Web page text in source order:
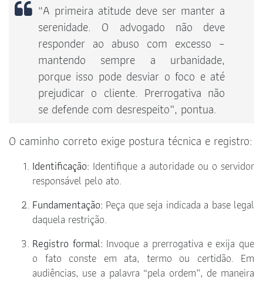
“A primeira atitude deve ser manter a
serenidade. O advogado não deve
responder ao abuso com excesso –
mantendo sempre a urbanidade,
porque isso pode desviar o foco e até
prejudicar o cliente. Prerrogativa não
se defende com desrespeito”, pontua.
O caminho correto exige postura técnica e registro:
Identificação: Identifique a autoridade ou o servidor
responsável pelo ato.
Fundamentação: Peça que seja indicada a base legal
daquela restrição.
Registro formal: Invoque a prerrogativa e exija que
o fato conste em ata, termo ou certidão. Em
audiências, use a palavra “pela ordem”, de maneira